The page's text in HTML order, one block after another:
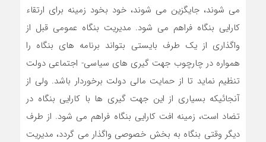
می شوند، جایگزین می شوند، خود بخود زمینه برای ارتقاء
کارایی بنگاه فراهم می شود. مدیریت بنگاه عمومی قبل از
واگذاری از یک طرف بایستی بتواند برنامه های بنگاه را
همواره در چارچوب جهت گیری های سیاسی- اجتماعی دولت
تنظیم نماید تا از حمایت مالی دولت برخوردار باشد. ولی از
آنجائیکه بسیاری از این جهت گیری ها با کارایی بنگاه در
تضاد است، زمینه افت کارایی بنگاه فراهم می شود. از طرف
دیگر وقتی بنگاه به بخش خصوصی واگذار می گردد، مدیریت